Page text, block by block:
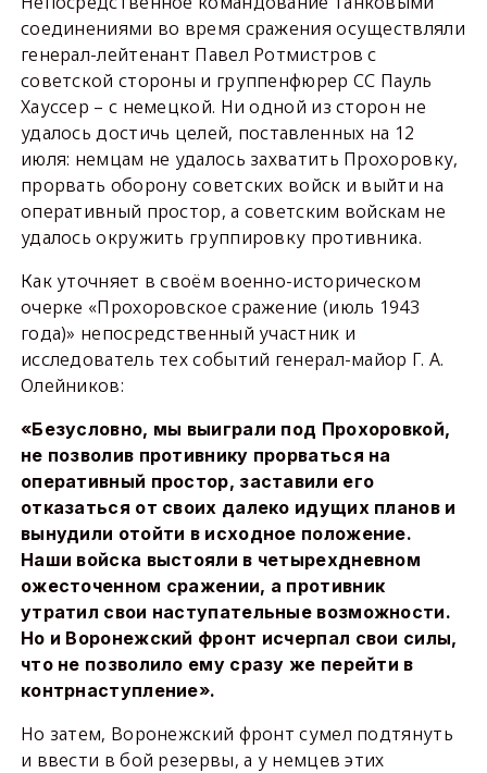
соединениями во время сражения осуществляли
генерал-лейтенант Павел Ротмистров с
советской стороны и группенфюрер СС Пауль
Хауссер – с немецкой. Ни одной из сторон не
удалось достичь целей, поставленных на 12
июля: немцам не удалось захватить Прохоровку,
прорвать оборону советских войск и выйти на
оперативный простор, а советским войскам не
удалось окружить группировку противника.
Как уточняет в своём военно-историческом
очерке «Прохоровское сражение (июль 1943
года)» непосредственный участник и
исследователь тех событий генерал-майор Г. А.
Олейников:
«Безусловно, мы выиграли под Прохоровкой,
не позволив противнику прорваться на
оперативный простор, заставили его
отказаться от своих далеко идущих планов и
вынудили отойти в исходное положение.
Наши войска выстояли в четырехдневном
ожесточенном сражении, а противник
утратил свои наступательные возможности.
Но и Воронежский фронт исчерпал свои силы,
что не позволило ему сразу же перейти в
контрнаступление».
Но затем, Воронежский фронт сумел подтянуть
и ввести в бой резервы, а у немцев этих